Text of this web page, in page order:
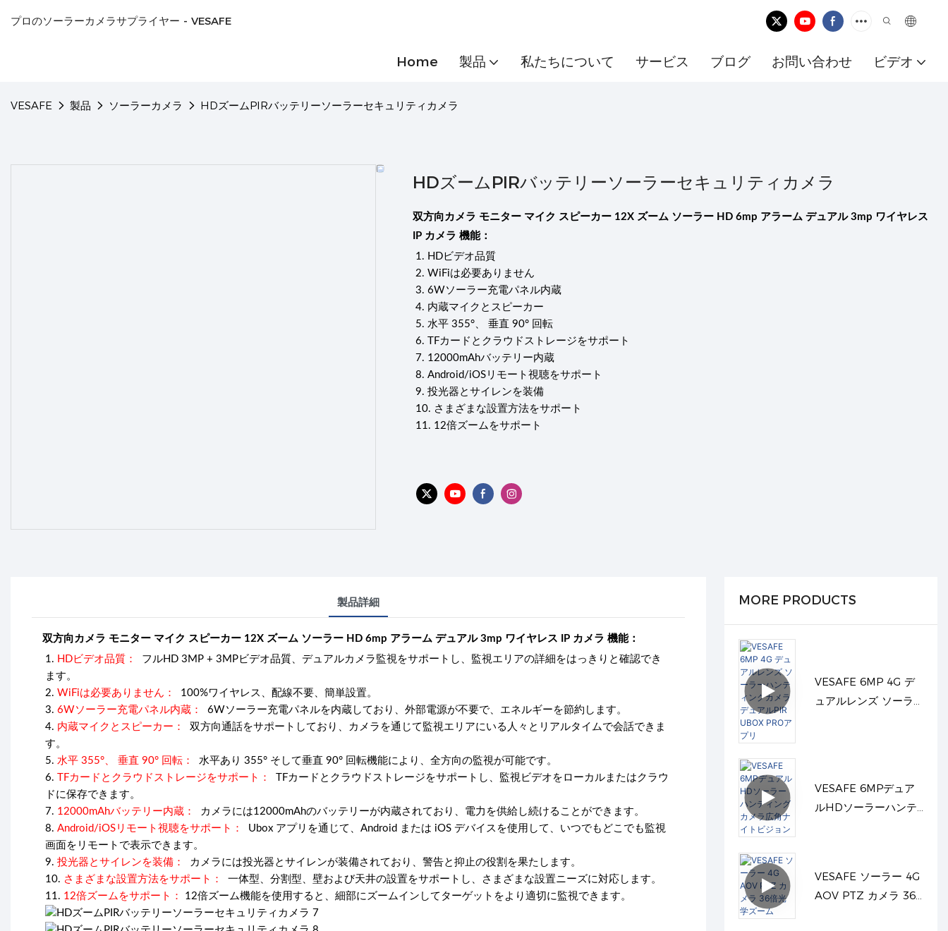
プロのソーラーカメラサプライヤー - VESAFE
Home 製品 私たちについて サービス ブログ お問い合わせ ビデオ
VESAFE 製品 ソーラーカメラ HDズームPIRバッテリーソーラーセキュリティカメラ
HDズームPIRバッテリーソーラーセキュリティカメラ
双方向カメラ モニター マイク スピーカー 12X ズーム ソーラー HD 6mp アラーム デュアル 3mp ワイヤレス
IP カメラ 機能：
1. HDビデオ品質
2. WiFiは必要ありません
3. 6Wソーラー充電パネル内蔵
4. 内蔵マイクとスピーカー
5. 水平 355°、 垂直 90° 回転
6.
TFカードとクラウドストレージをサポート
7. 12000mAhバッテリー内蔵
8. Android/iOSリモート視聴をサポート
9. 投光器とサイレンを装備
10. さまざまな設置方法をサポート
11. 12倍ズームをサポート
製品詳細
双方向カメラ モニター マイク スピーカー 12X ズーム ソーラー HD 6mp アラーム デュアル 3mp ワイヤレス IP カメラ 機能：
1. HDビデオ品質：
フルHD 3MP + 3MPビデオ品質、デュアルカメラ監視をサポートし、監視エリアの詳細をはっきりと確認でき
ます。
2. WiFiは必要ありません：
100%ワイヤレス、配線不要、簡単設置。
3. 6Wソーラー充電パネル内蔵：
6Wソーラー充電パネルを内蔵しており、外部電源が不要で、エネルギーを節約します。
4. 内蔵マイクとスピーカー：
双方向通話をサポートしており、カメラを通じて監視エリアにいる人々とリアルタイムで会話できま
す。
5. 水平 355°、 垂直 90° 回転：
水平あり 355° そして垂直 90° 回転機能により、全方向の監視が可能です。
6.
TFカードとクラウドストレージをサポート：
TFカードとクラウドストレージをサポートし、監視ビデオをローカルまたはクラウ
ドに保存できます。
7. 12000mAhバッテリー内蔵：
カメラには12000mAhのバッテリーが内蔵されており、電力を供給し続けることができます。
8. Android/iOSリモート視聴をサポート：
Ubox アプリを通じて、Android または iOS デバイスを使用して、いつでもどこでも監視
画面をリモートで表示できます。
9. 投光器とサイレンを装備：
カメラには投光器とサイレンが装備されており、警告と抑止の役割を果たします。
10. さまざまな設置方法をサポート：
一体型、分割型、壁および天井の設置をサポートし、さまざまな設置ニーズに対応します。
11. 12倍ズームをサポート： 12倍ズーム機能を使用すると、細部にズームインしてターゲットをより適切に監視できます。
MORE PRODUCTS
VESAFE 6MP 4G デ
ュアルレンズ ソーラ
VESAFE 6MPデュア
ルHDソーラーハンテ
VESAFE ソーラー 4G
AOV PTZ カメラ 36